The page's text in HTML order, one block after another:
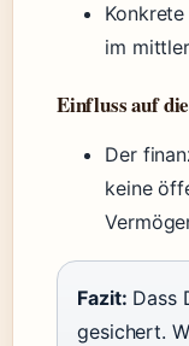
im
Einfluss auf
Der
keine
Fazit: Dass
gesichert.